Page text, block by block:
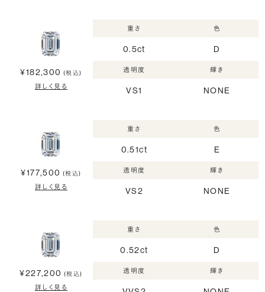
¥182,300 (税込)
詳しく見る
重さ
0.5ct
色
D
透明度
VS1
輝き
NONE
¥177,500 (税込)
詳しく見る
重さ
0.51ct
色
E
透明度
VS2
輝き
NONE
¥227,200 (税込)
詳しく見る
重さ
0.52ct
色
D
透明度 輝き